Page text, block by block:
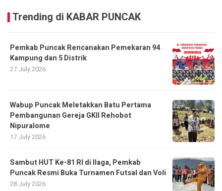
Trending di KABAR PUNCAK
Pemkab Puncak Rencanakan Pemekaran 94
Kampung dan 5 Distrik
27 July 2026
Wabup Puncak Meletakkan Batu Pertama
Pembangunan Gereja GKII Rehobot
Nipuralome
17 July 2026
Sambut HUT Ke-81 RI di Ilaga, Pemkab
Puncak Resmi Buka Turnamen Futsal dan Voli
28 July 2026